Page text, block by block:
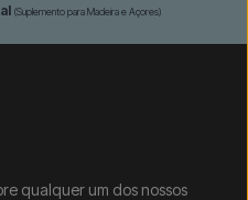
(Suplemento para Madeira e Açores)
qualquer um dos nossos